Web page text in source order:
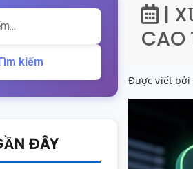
kiếm
ĐÂY
|
CAO
Được viết bởi